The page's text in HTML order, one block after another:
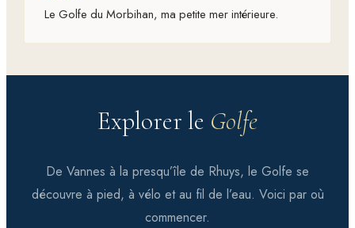
Le Golfe du Morbihan, ma petite mer intérieure.
Explorer le Golfe
De Vannes à la presqu’île de Rhuys, le Golfe se
découvre à pied, à vélo et au fil de l’eau. Voici par où
commencer.